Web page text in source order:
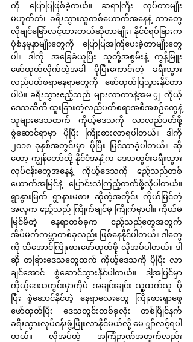
ကို ပြောပြဖြစ်ခဲ့တယ်။ ဆရာကြီး လုပ်တာမျိုး
မဟုတ်ဘဲ၊ ခရီးသွားသူတစ်ယောက်အနေနဲ့ ဘာတွေ
လိုချင်မြော်လင့်ထားတယ်ဆိုတာမျိုး၊ နိုင်ငံရပ်ခြားက
ပုံစံနမူနာမျိုးတွေကို ပြောပြအကြံပေးခဲ့တာမျိုးတွေ
ပါ။ ဒါကို အခြေခံယူပြီး သူတို့အစွမ်းနဲ့ ကွန့်မြူး
ဖော်ထုတ်လိုက်တဲ့အခါ ပိုပြီးကောင်းတဲ့ ခရီးသွား
လည်ပတ်စရာနေရာတွေကို ဖော်ထုတ်ပြသွားနိုင်တာ
ပါပဲ။ ခရီးသွားဧည့်သည် များလာတာနဲ့အမ ျှ ကိုယ့်
ဒေသဆီကိ ထူးခြားတဲ့လည်ပတ်စရာအစီအစဉ်တွေနဲ့
သူများဒေသထက် ကိုယ့်ဒေသကို လာလည်ပတ်ဖို့
စွဲဆောင်ရာမှာ ပိုပြီး ကြိုးစားလာရပါတယ်။ ဒါကို
၂၀၁၈ ခုနှစ်အတွင်းမှာ ပိုပြီး မြင်သာခဲ့ပါတယ်။ ဆို
တော့ ကျွန်တော်တို့ နိုင်ငံအနှံ့က ဒေသတွင်းခရီးသွား
လုပ်ငန်းတွေအနေနဲ့ ကိုယ့်ဒေသကို ဧည့်သည်တစ်
ယောက်အမြင်နဲ့ ပြောင်းလဲကြည့်တတ်ဖို့လိုပါတယ်။
ရွာနွားမြက် ရွာနားမစား ဆိုတဲ့အတိုင်း ကိုယ်မြင်တဲ့
အလှက ဧည့်သည် ကြိုက်ချင်မှ ကြိုက်မှာပါ။ ကိုယ်မ
မြင်မိတဲ့ နေရာတစ်ခုက ဧည့်သည်တွေအတွက်
အိပ်မက်ကမ္ဘာတစ်ခုလည်း ဖြစ်နေနိုင်ပါတယ်။ ဒါတွေ
ကို သိအောင်ကြိုးစားဖော်ထုတ်ဖို့ လိုအပ်ပါတယ်။ ဒါ
ဆို တခြားဒေသတွေထက် ကိုယ့်ဒေသကို ပိုပြီး လာ
ချင်အောင် စွဲဆောင်သွားနိုင်ပါတယ်။ ဒါ့အပြင်မှာ
ကိုယ့်ဒေသတွင်းမှာကိုပဲ အချင်းချင်း သူ့ထက်သူ ပို
ပြီး စွဲဆောင်နိုင်တဲ့ နေရာလေးတွေ ကြိုးစားရှာဖွေ
ဖော်ထုတ်ပြီး ဒေသတွင်းတစ်ခုလုံး တစ်ပြိုင်နက်
ခရီးသွားလုပ်ငန်းဖွံ့ဖြိုးလာနိုင်မယ်လို့ မေ ျှာ်လင့်ရပါ
တယ်။ လိုအပ်တဲ့ အကြံဉာဏ်အတွက်လည်း